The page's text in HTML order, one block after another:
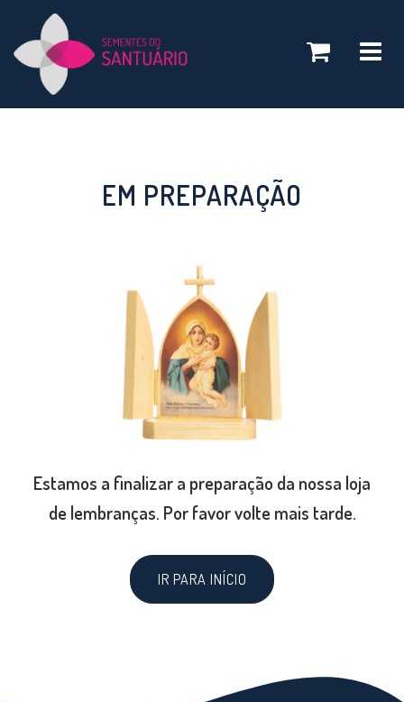
Toggle
EM PREPARAÇÃO
Estamos a finalizar a preparação da nossa loja
de lembranças. Por favor volte mais tarde.
IR PARA INÍCIO